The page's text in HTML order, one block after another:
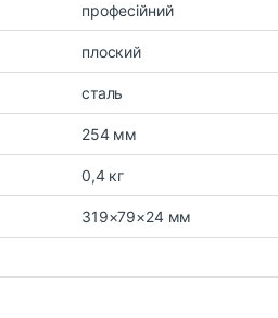
професійний
плоский
сталь
254 мм
0,4 кг
319×79×24 мм